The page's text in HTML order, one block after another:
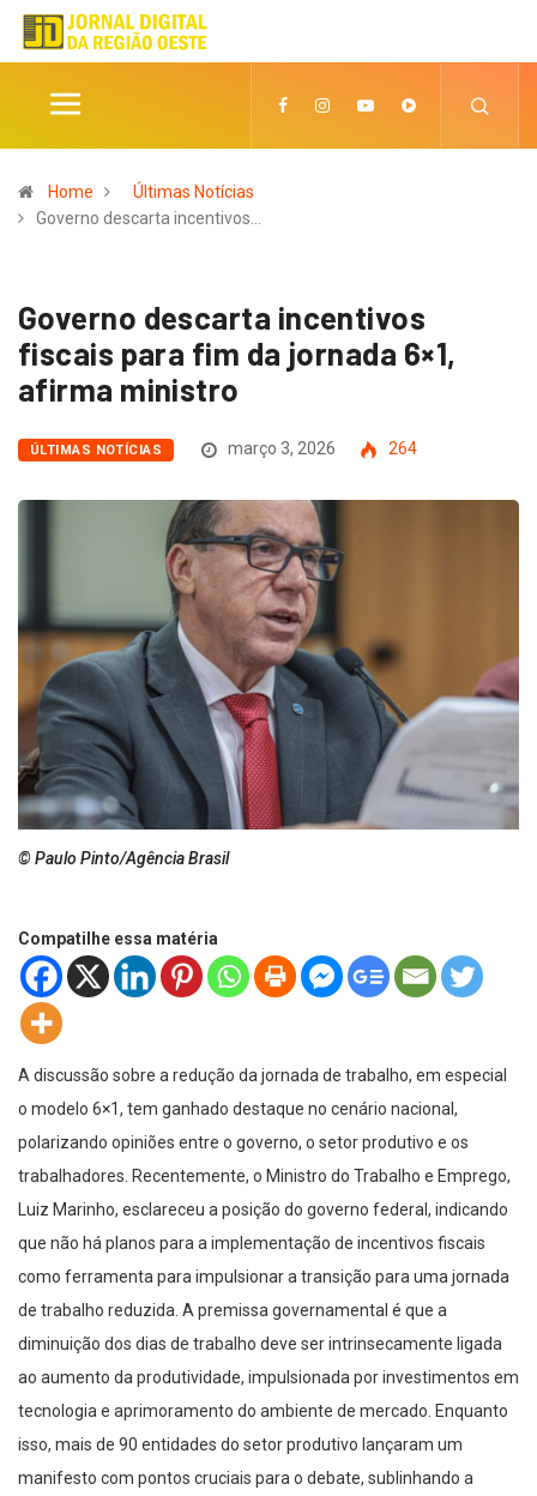
Home
Últimas Notícias
Governo descarta incentivos…
Governo descarta incentivos
fiscais para fim da jornada 6×1,
afirma ministro
ÚLTIMAS NOTÍCIAS março 3, 2026 264
© Paulo Pinto/Agência Brasil
Compatilhe essa matéria
A discussão sobre a redução da jornada de trabalho, em especial
o modelo 6×1, tem ganhado destaque no cenário nacional,
polarizando opiniões entre o governo, o setor produtivo e os
trabalhadores. Recentemente, o Ministro do Trabalho e Emprego,
Luiz Marinho, esclareceu a posição do governo federal, indicando
que não há planos para a implementação de incentivos fiscais
como ferramenta para impulsionar a transição para uma jornada
de trabalho reduzida. A premissa governamental é que a
diminuição dos dias de trabalho deve ser intrinsecamente ligada
ao aumento da produtividade, impulsionada por investimentos em
tecnologia e aprimoramento do ambiente de mercado. Enquanto
isso, mais de 90 entidades do setor produtivo lançaram um
manifesto com pontos cruciais para o debate, sublinhando a